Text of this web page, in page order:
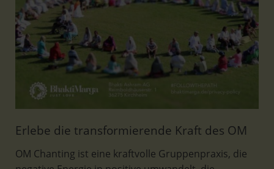
Erlebe die transformierende Kraft des OM
OM Chanting ist eine kraftvolle Gruppenpraxis, die